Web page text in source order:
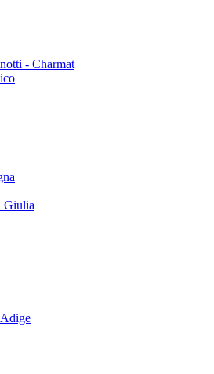
- Charmat
Giulia